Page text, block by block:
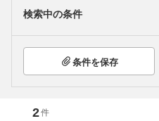
検索中の条件
条件を保存
2件